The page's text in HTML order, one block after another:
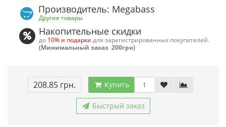
Производитель: Megabass
Другие товары
Накопительные скидки
до 10% и подарки для зарегистрированных покупателей.
(Минимальный заказ 200грн)
208.85 грн. Купить
Быстрый заказ